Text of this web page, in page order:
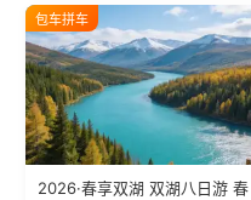
绝美瞬间。 赛湖坦克300跟车视
频：专业摄影师...
包车拼车
2026·春享双湖 双湖八日游 春